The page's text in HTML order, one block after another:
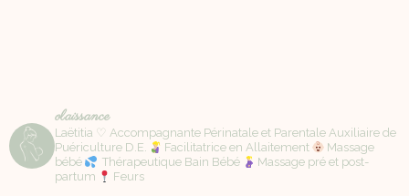
olaissance
Laëtitia ♡ Accompagnante Périnatale et Parentale Auxiliaire de
Puériculture D.E.
Facilitatrice en Allaitement
Massage
bébé
Thérapeutique Bain Bébé
Massage pré et post-
partum
Feurs